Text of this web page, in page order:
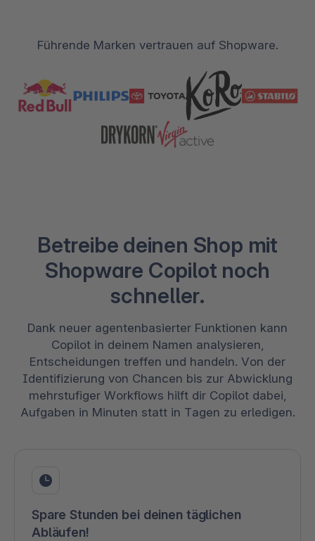
Führende Marken vertrauen auf Shopware.
Betreibe deinen Shop mit
Shopware Copilot noch
schneller.
Dank neuer agentenbasierter Funktionen kann
Copilot in deinem Namen analysieren,
Entscheidungen treffen und handeln. Von der
Identifizierung von Chancen bis zur Abwicklung
mehrstufiger Workflows hilft dir Copilot dabei,
Aufgaben in Minuten statt in Tagen zu erledigen.
Spare Stunden bei deinen täglichen
Abläufen!